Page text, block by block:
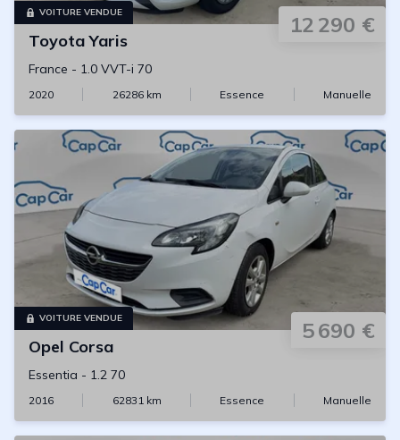
VOITURE VENDUE 12 290 €
Toyota Yaris
France - 1.0 VVT-i 70
2020 26286km Essence Manuelle
VOITURE VENDUE 5 690 €
Opel Corsa
Essentia - 1.2 70
2016 62831km Essence Manuelle